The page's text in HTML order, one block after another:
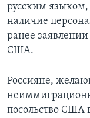
русским
наличие
ранее заявлении
США.
Россияне,
посольство США